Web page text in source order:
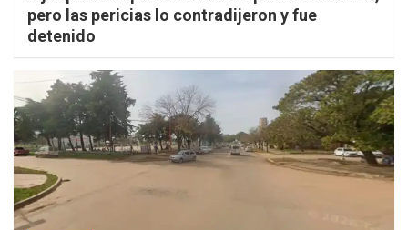
pero las pericias lo contradijeron y fue
detenido